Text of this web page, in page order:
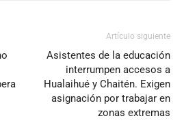
Artículo siguiente
Asistentes de la educación
interrumpen accesos a
Hualaihué y Chaitén. Exigen
asignación por trabajar en
zonas extremas